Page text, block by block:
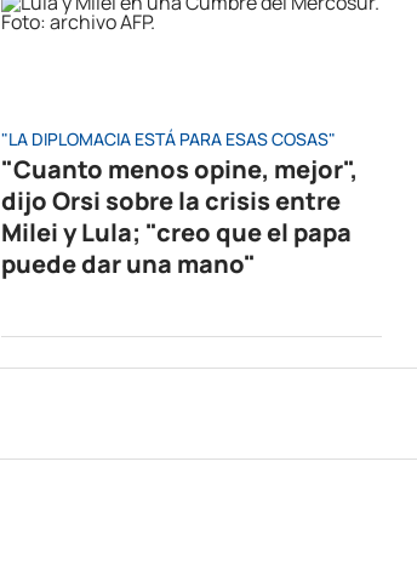
"LA DIPLOMACIA ESTÁ PARA ESAS COSAS"
"Cuanto menos opine, mejor",
dijo Orsi sobre la crisis entre
Milei y Lula; "creo que el papa
puede dar una mano"